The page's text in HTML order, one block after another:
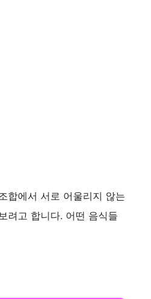
합에서 서로 어울리지 않는
려고 합니다. 어떤 음식들